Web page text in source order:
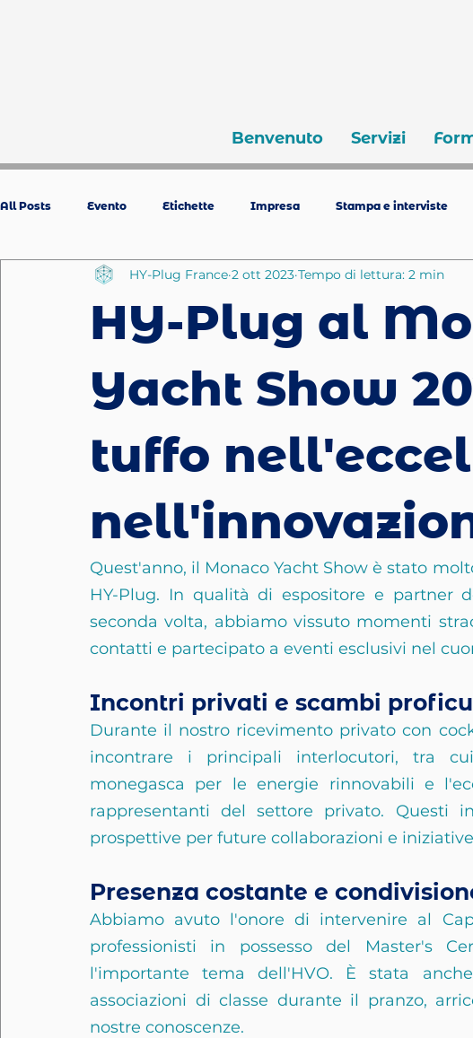
Benvenuto Servizi
All Posts Evento Etichette Impresa Stampa e interviste
HY-Plug al
Yacht Show
tuffo
HY-Plug France 2 ott 2023 Tempo di lettura: 2 min
Quest'anno, il Monaco Yacht Show è stato
HY-Plug. In qualità di espositore e partner
seconda volta, abbiamo vissuto momenti
contatti e partecipato a eventi esclusivi nel
Incontri privati e scambi
Durante il nostro ricevimento privato con
incontrare i principali interlocutori, tra
monegasca per le energie rinnovabili e
rappresentanti del settore privato. Questi
prospettive per future collaborazioni e
Presenza costante e
Abbiamo avuto l'onore di intervenire al
professionisti in possesso del Master's
l'importante tema dell'HVO. È stata
associazioni di classe durante il pranzo,
nostre conoscenze.